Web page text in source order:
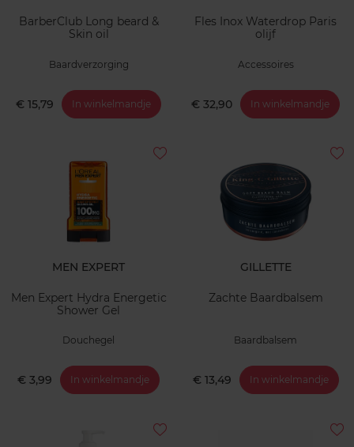
BarberClub Long beard &
Skin oil
Baardverzorging
€ 15,79 In winkelmandje
Fles Inox Waterdrop Paris
olijf
Accessoires
€ 32,90 In winkelmandje
MEN EXPERT
Men Expert Hydra Energetic
Shower Gel
Douchegel
€ 3,99 In winkelmandje
GILLETTE
Zachte Baardbalsem
Baardbalsem
€ 13,49 In winkelmandje